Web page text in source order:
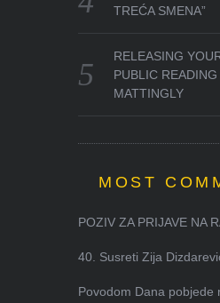
TREĆA SMENA”
RELEASING
PUBLIC
MATTINGLY
MOST
POZIV ZA PRIJAVE NA
40. Susreti Zija
Povodom Dana pobjede